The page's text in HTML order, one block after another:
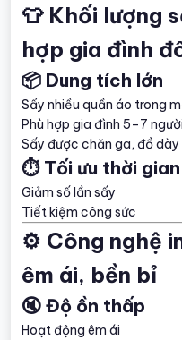
👕 Khối lượng
hợp gia đình
📦 Dung tích lớn
Sấy nhiều quần áo trong
Phù hợp gia đình 5–7 người
Sấy được chăn ga, đồ dày
⏱️ Tối ưu thời gian
Giảm số lần sấy
Tiết kiệm công sức
⚙️ Công nghệ
êm ái, bền bỉ
🔇 Độ ồn thấp
Hoạt động êm ái